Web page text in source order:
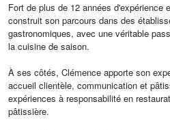
Fort de plus de 12 années d'expérience
construit son parcours dans des
gastronomiques, avec une véritable
la cuisine de saison.
À ses côtés, Clémence apporte son
accueil clientèle, communication et
expériences à responsabilité en
pâtissière.